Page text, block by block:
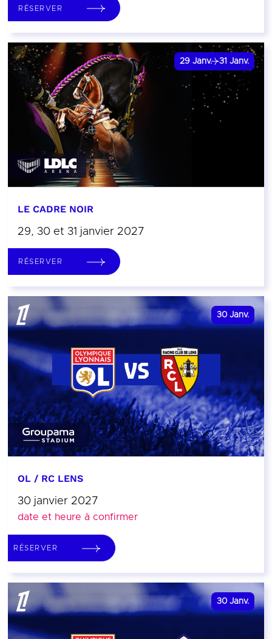
RÉSERVER
29 Janv. 31 Janv.
LE CADRE NOIR
29, 30 et 31 janvier 2027
RÉSERVER
30 Janv.
OL / RC LENS
30 janvier 2027
date et heure à confirmer
RÉSERVER
30 Janv.